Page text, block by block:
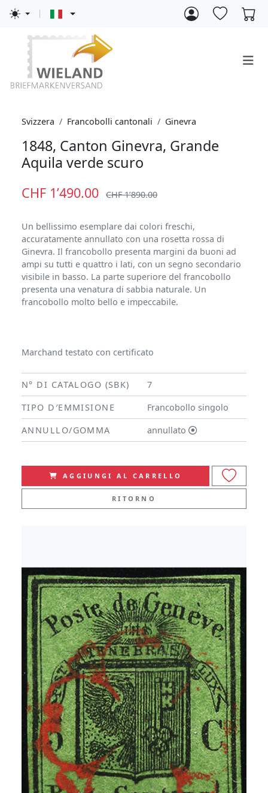
Svizzera Francobolli cantonali Ginevra
1848, Canton Ginevra, Grande
Aquila verde scuro
CHF 1’490.00 CHF 1’890.00
Un bellissimo esemplare dai colori freschi,
accuratamente annullato con una rosetta rossa di
Ginevra. Il francobollo presenta margini da buoni ad
ampi su tutti e quattro i lati, con un segno secondario
visibile in basso. La parte superiore del francobollo
presenta una venatura di sabbia naturale. Un
francobollo molto bello e impeccabile.
Marchand testato con certificato
N° DI CATALOGO (SBK)
7
TIPO D′EMMISIONE
Francobollo singolo
ANNULLO/GOMMA
annullato
AGGIUNGI AL CARRELLO
RITORNO